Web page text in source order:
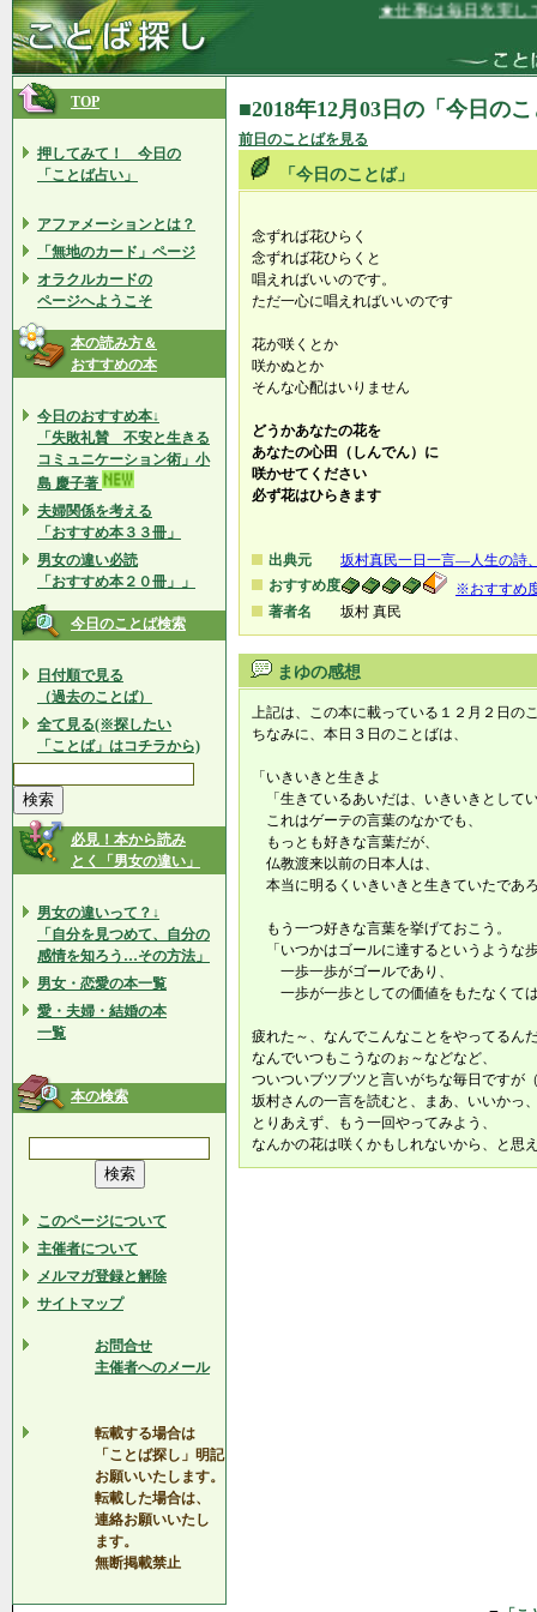
★仕事は毎日充実して
TOP
押してみて！ 今日の
「ことば占い」
アファメーションとは？
「無地のカード」ページ
オラクルカードの
ページへようこそ
本の読み方＆
おすすめの本
今日のおすすめ本↓
「失敗礼賛 不安と生きる
コミュニケーション術」小
島 慶子著
夫婦関係を考える
「おすすめ本３３冊」
男女の違い必読
「おすすめ本２０冊」」
今日のことば検索
日付順で見る
（過去のことば）
全て見る(※探したい
「ことば」はコチラから)
必見！本から読み
とく「男女の違い」
男女の違いって？↓
「自分を見つめて、自分の
感情を知ろう…その方法」
男女・恋愛の本一覧
愛・夫婦・結婚の本
一覧
本の検索
このページについて
主催者について
メルマガ登録と解除
サイトマップ
お問合せ
主催者へのメール
転載する場合は
「ことば探し」明記
お願いいたします。
転載した場合は、
連絡お願いいたし
ます。
無断掲載禁止
■2018年12月03日の「今日の
前日のことばを見る
「今日のことば」
念ずれば花ひらく
念ずれば花ひらくと
唱えればいいのです。
ただ一心に唱えればいいのです
花が咲くとか
咲かぬとか
そんな心配はいりません
どうかあなたの花を
あなたの心田（しんでん）に
咲かせてください
必ず花はひらきます
出典元
坂村真民一日一言―人生の詩
おすすめ度
※おすすめ
著者名
坂村 真民
まゆの感想
上記は、この本に載っている１２月２日の
ちなみに、本日３日のことばは、
「いきいきと生きよ
「生きているあいだは、いきいきとして
これはゲーテの言葉のなかでも、
もっとも好きな言葉だが、
仏教渡来以前の日本人は、
本当に明るくいきいきと生きていたであ
もう一つ好きな言葉を挙げておこう。
「いつかはゴールに達するというような
一歩一歩がゴールであり、
一歩が一歩としての価値をもたなくて
疲れた～、なんでこんなことをやってるん
なんでいつもこうなのぉ～などなど、
ついついブツブツと言いがちな毎日ですが
坂村さんの一言を読むと、まあ、いいかっ
とりあえず、もう一回やってみよう、
なんかの花は咲くかもしれないから、と思